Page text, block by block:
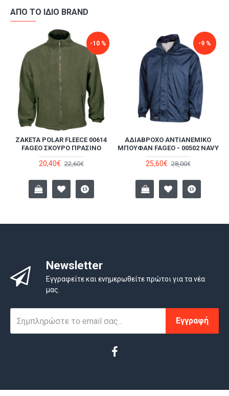
ΑΠΌ ΤΟ ΊΔΙΟ BRAND
-10 %
ZΑΚΈΤΑ POLAR FLEECE 00614
FAGEO ΣΚΟΎΡΟ ΠΡΆΣΙΝΟ
20,40€ 22,60€
-9 %
ΑΔΙΆΒΡΟΧΟ ΑΝΤΙΑΝΕΜΙΚΌ
ΜΠΟΥΦΆΝ FAGEO - 00502 NAVY
25,60€ 28,00€
Newsletter
Εγγραφείτε και ενημερωθείτε πρώτοι για τα νέα
μας.
Εγγραφή